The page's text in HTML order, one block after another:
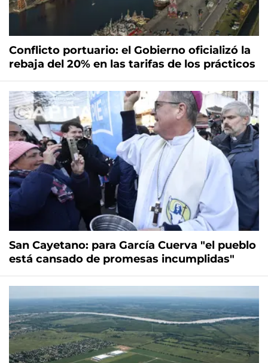
Conflicto portuario: el Gobierno oficializó la
rebaja del 20% en las tarifas de los prácticos
San Cayetano: para García Cuerva "el pueblo
está cansado de promesas incumplidas"